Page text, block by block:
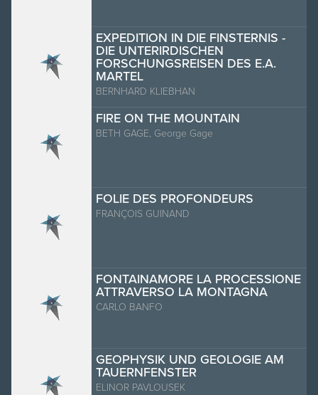
EXPEDITION IN DIE FINSTERNIS -
DIE UNTERIRDISCHEN
FORSCHUNGSREISEN DES E.A.
MARTEL
BERNHARD KLIEBHAN
FIRE ON THE MOUNTAIN
BETH GAGE, George Gage
FOLIE DES PROFONDEURS
FRANÇOIS GUINAND
FONTAINAMORE LA PROCESSIONE
ATTRAVERSO LA MONTAGNA
CARLO BANFO
GEOPHYSIK UND GEOLOGIE AM
TAUERNFENSTER
ELINOR PAVLOUSEK